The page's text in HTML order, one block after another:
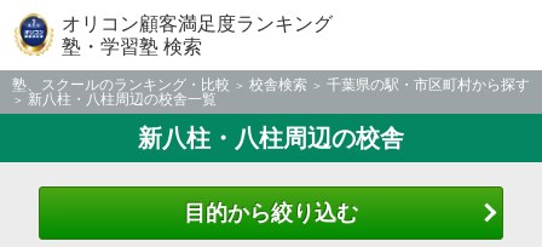
オリコン顧客満足度ランキング
塾・学習塾 検索
塾、スクールのランキング・比較 校舎検索
千葉県の駅・市区町村から探す
新八柱・八柱周辺の校舎一覧
新八柱・八柱周辺の校舎
目的から絞り込む